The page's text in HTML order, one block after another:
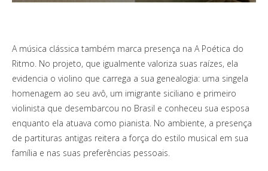
A música clássica também marca presença na A Poética do
Ritmo. No projeto, que igualmente valoriza suas raízes, ela
evidencia o violino que carrega a sua genealogia: uma singela
homenagem ao seu avô, um imigrante siciliano e primeiro
violinista que desembarcou no Brasil e conheceu sua esposa
enquanto ela atuava como pianista. No ambiente, a presença
de partituras antigas reitera a força do estilo musical em sua
família e nas suas preferências pessoais.